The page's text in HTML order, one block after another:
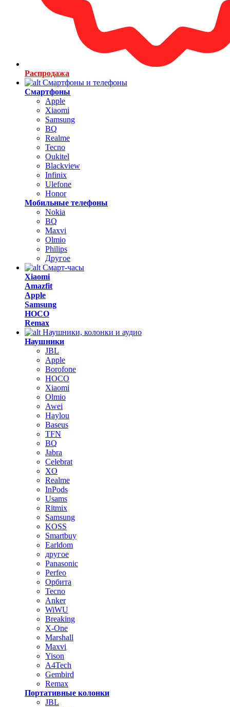
Распродажа
Смартфоны и телефоны
Смартфоны
Apple
Xiaomi
Samsung
BQ
Realme
Tecno
Oukitel
Blackview
Infinix
Ulefone
Honor
Мобильные телефоны
Nokia
BQ
Maxvi
Olmio
Philips
Другое
Смарт-часы
Xiaomi
Amazfit
Apple
Samsung
HOCO
Remax
Наушники, колонки и аудио
Наушники
JBL
Apple
Borofone
HOCO
Xiaomi
Olmio
Awei
Haylou
Baseus
TFN
BQ
Jabra
Celebrat
XO
Realme
InPods
Usams
Ritmix
Samsung
KOSS
Smartbuy
Earldom
другое
Panasonic
Perfeo
Орбита
Tecno
Anker
WiWU
Breaking
X-One
Marshall
Maxvi
Yison
A4Tech
Gembird
Remax
Портативные колонки
JBL